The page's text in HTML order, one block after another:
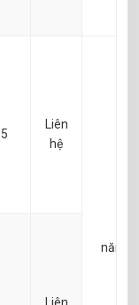
5
Liên
hệ
năm